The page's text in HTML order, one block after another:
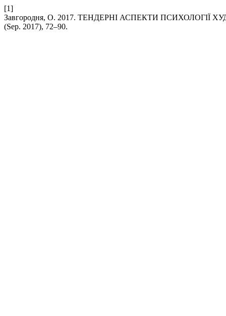
[1]
Завгородня, О. 2017. ТЕНДЕРНІ АСПЕКТИ
(Sep. 2017), 72–90.